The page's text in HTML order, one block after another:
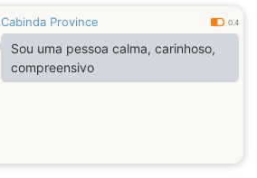
Cabinda Province 0.4
Sou uma pessoa calma, carinhoso,
compreensivo